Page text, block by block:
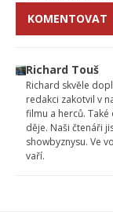
KOMENTOVAT
Richard Touš
Richard skvěle
redakci zakotvil v
filmu a herců.
děje. Naši čtenáři
showbyznysu. Ve
vaří.